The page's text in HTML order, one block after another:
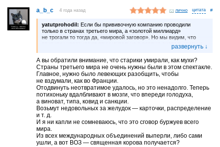
a_b_c 4 года назад лично #
yatutprohodil: Если бы прививочную компанию проводили
только в странах третьего мира, а «золотой миллиард»
не трогали то тогда да, «мировой заговор». Но мы видим, что
Так что логично предположить, что основная цель всё таки
прибыль и бизнес. А сокращение численности населения это
приятный бонус. И у них ведь ничего по моему не кончилось.
Прибивочная кампания продолжается. И у нас кстати тоже
обязательную прививку никто не отменял.
А вы обратили внимание, что старики умирали, как мухи?
Страны третьего мира не очень нужны были в этом спектакле.
Главное, нужно было левеющих разобщить, чтобы
не вздумали, как во Франции.
Отодвинуть неотвратимое удалось, но это ненадолго. Теперь
потихоньку вдалбливают в мозги, что впереди голодуха,
а виноват, типа, ковид и санкции.
Возьмут недовольных за желудок — карточки, распределение
и т. д.
И я ни капли не сомневаюсь, что это сговор буржуев всего
мира.
Из всех международных объединений выперли, либо сами
ушли, а вот ВОЗ — священная корова получается?